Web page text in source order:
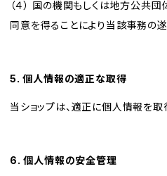
（４） 国の機関もしくは地方公共
同意を得ることにより当該事務の
5. 個人情報の適正な取得
当ショップは、適正に個人情報を取
6. 個人情報の安全管理